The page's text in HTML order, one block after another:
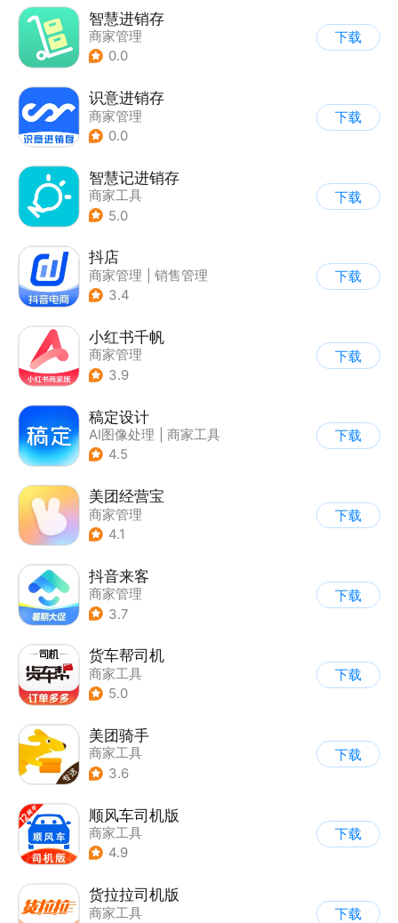
智慧进销存
商家管理
0.0
下载
识意进销存
商家管理
0.0
下载
智慧记进销存
商家工具
5.0
下载
抖店
商家管理
销售管理
3.4
下载
小红书千帆
商家管理
3.9
下载
稿定设计
AI图像处理
商家工具
4.5
下载
美团经营宝
商家管理
4.1
下载
抖音来客
商家管理
3.7
下载
货车帮司机
商家工具
5.0
下载
美团骑手
商家工具
3.6
下载
顺风车司机版
商家工具
4.9
下载
货拉拉司机版
商家工具
下载